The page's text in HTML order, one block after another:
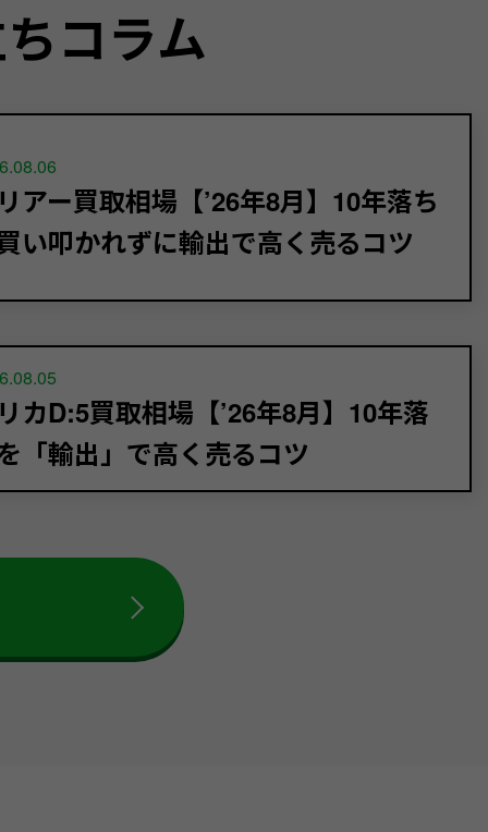
コラム
アー買取相場【’26年8月】10年落ち
い叩かれずに輸出で高く売るコツ
カD:5買取相場【’26年8月】10年落
「輸出」で高く売るコツ